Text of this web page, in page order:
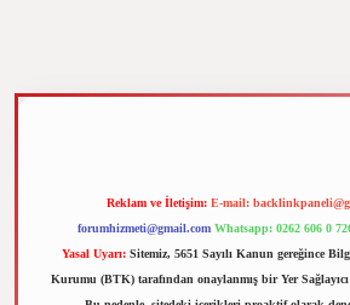
Reklam ve İletişim: E-mail:
forumhizmeti@gmail.com Whatsapp: 0262 606 0
Yasal Uyarı: Sitemiz, 5651 Sayılı Kanun gereğince
Kurumu (BTK) tarafından onaylanmış bir Yer